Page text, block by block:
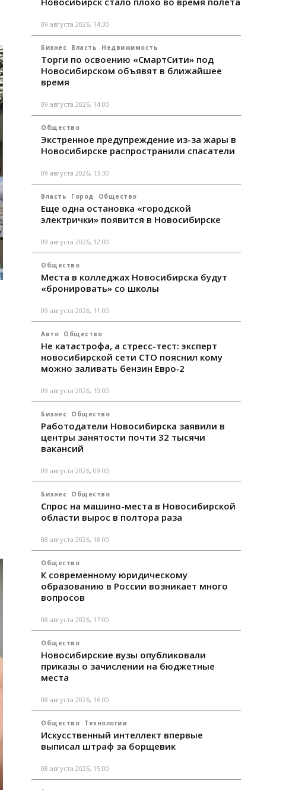
09 августа 2026, 14:30
Бизнес Власть Недвижимость
Торги по освоению «СмартСити» под
Новосибирском объявят в ближайшее
время
09 августа 2026, 14:00
Общество
Экстренное предупреждение из-за жары в
Новосибирске распространили спасатели
09 августа 2026, 13:30
Власть Город Общество
Еще одна остановка «городской
электрички» появится в Новосибирске
09 августа 2026, 12:00
Общество
Места в колледжах Новосибирска будут
«бронировать» со школы
09 августа 2026, 11:00
Авто Общество
Не катастрофа, а стресс-тест: эксперт
новосибирской сети СТО пояснил кому
можно заливать бензин Евро‑2
09 августа 2026, 10:00
Бизнес Общество
Работодатели Новосибирска заявили в
центры занятости почти 32 тысячи
вакансий
09 августа 2026, 09:00
Бизнес Общество
Спрос на машино-места в Новосибирской
области вырос в полтора раза
08 августа 2026, 18:00
Общество
К современному юридическому
образованию в России возникает много
вопросов
08 августа 2026, 17:00
Общество
Новосибирские вузы опубликовали
приказы о зачислении на бюджетные
места
08 августа 2026, 16:00
Общество Технологии
Искусственный интеллект впервые
выписал штраф за борщевик
08 августа 2026, 15:00